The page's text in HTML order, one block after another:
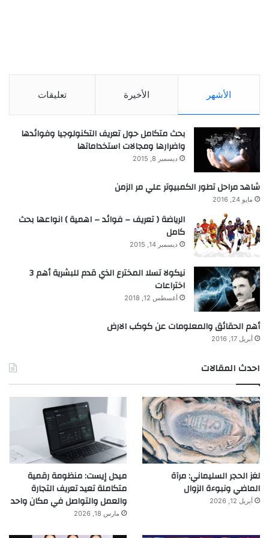
الأشهر الأخيرة تعليقات
بحث متكامل حول تعريف التكنولوجيا وفوائدها
واضرارها ومجالات استخداماتها
ديسمبر 8, 2015
شاهد مراحل تطور الكمبيوتر علي مر الزمن
مايو 24, 2016
الرياضة ( تعريف – فوائد – اهمية ) انواعها بحث
كامل
ديسمبر 14, 2015
نيكولا تسلا المخترع الذي قدم للبشرية أهم 3
اختراعات
أغسطس 12, 2018
أهم الحقائق والمعلومات عن كوكب الارض
أبريل 17, 2016
احدث المقالات
لغز الحجر السليماني: مرآة
الماضي ونبوءة الزوال
أبريل 12, 2026
ميدل إيست: منظومة رقمية
متكاملة تعيد تعريف التجارة
والعمل والتواصل في مكان واحد
مارس 18, 2026